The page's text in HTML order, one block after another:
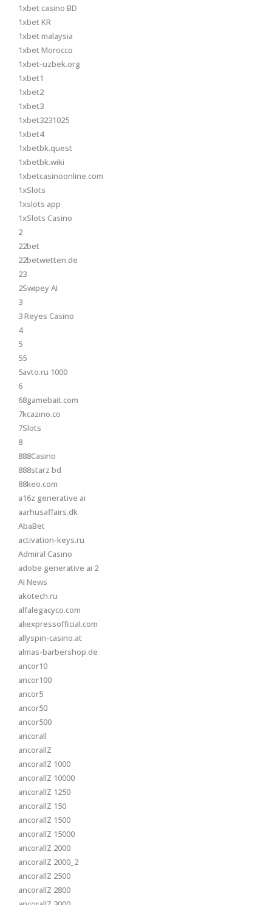
1xbet casino BD
1xbet KR
1xbet malaysia
1xbet Morocco
1xbet-uzbek.org
1xbet1
1xbet2
1xbet3
1xbet3231025
1xbet4
1xbetbk.quest
1xbetbk.wiki
1xbetcasinoonline.com
1xSlots
1xslots app
1xSlots Casino
2
22bet
22betwetten.de
23
2Swipey AI
3
3 Reyes Casino
4
5
55
5avto.ru 1000
6
68gamebait.com
7kcazino.co
7Slots
8
888Casino
888starz bd
88keo.com
a16z generative ai
aarhusaffairs.dk
AbaBet
activation-keys.ru
Admiral Casino
adobe generative ai 2
AI News
akotech.ru
alfalegacyco.com
aliexpressofficial.com
allyspin-casino.at
almas-barbershop.de
ancor10
ancor100
ancor5
ancor50
ancor500
ancorall
ancorallZ
ancorallZ 1000
ancorallZ 10000
ancorallZ 1250
ancorallZ 150
ancorallZ 1500
ancorallZ 15000
ancorallZ 2000
ancorallZ 2000_2
ancorallZ 2500
ancorallZ 2800